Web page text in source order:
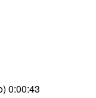
0:00:43